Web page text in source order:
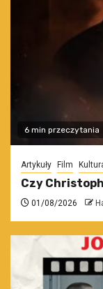
6 min przeczytania
Artykuły Film
Czy
01/08/2026